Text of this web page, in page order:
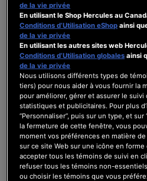
[Fermé]Lignes
la discussion sur
DJ
LOGICIEL DJ
Dernier commentaire par
0
Posts
1
Utilisateurs
Les
de la vie privée
En utilisant le Shop Hercules au
Conditions d’Utilisation eShop ainsi
de la vie privée
En utilisant les autres sites web
Conditions d’Utilisation globales ainsi
de la vie privée
Nous utilisons différents types de
tiers) pour nous aider à vous fournir la
pour améliorer, gérer et assurer le
statistiques et publicitaires. Pour plus
“Personnaliser”, puis sur un type, et
la fermeture de cette fenêtre, vous
moment vos préférences en matière
sur ce site Web sur une icône en
accepter tous les témoins de suivi en
refuser tous les témoins non-
ou choisir les témoins que vous